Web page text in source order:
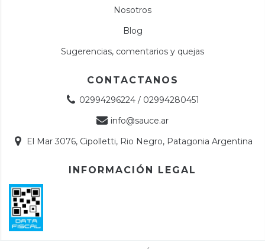
Nosotros
Blog
Sugerencias, comentarios y quejas
CONTACTANOS
02994296224 / 02994280451
info@sauce.ar
El Mar 3076, Cipolletti, Rio Negro, Patagonia Argentina
INFORMACIÓN LEGAL